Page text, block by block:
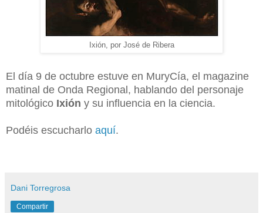
Ixión, por José de Ribera
El día 9 de octubre estuve en MuryCía, el magazine
matinal de Onda Regional, hablando del personaje
mitológico Ixión y su influencia en la ciencia.
Podéis escucharlo aquí.
Dani Torregrosa
Compartir